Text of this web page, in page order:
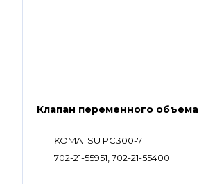
Клапан переменного объема
KOMATSU PC300-7
702-21-55951, 702-21-55400